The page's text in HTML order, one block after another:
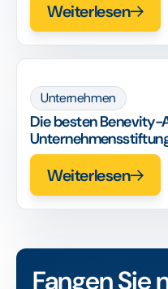
Weiterlesen
Unternehmen
Die besten Benevity-
Weiterlesen
Fangen Sie